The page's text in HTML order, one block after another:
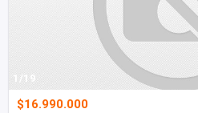
1/19
$16.990.000